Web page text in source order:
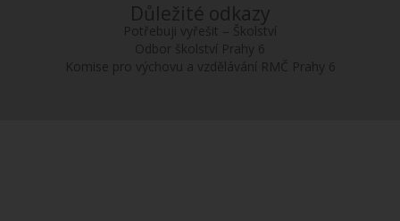
Důležité odkazy
Potřebuji vyřešit – Školství
Odbor školství Prahy 6
Komise pro výchovu a vzdělávání RMČ Prahy 6